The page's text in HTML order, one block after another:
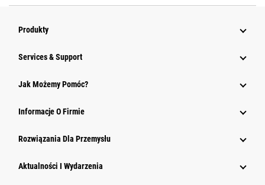
Produkty
Services & Support
Jak Możemy Pomóc?
Informacje O Firmie
Rozwiązania Dla Przemysłu
Aktualności I Wydarzenia